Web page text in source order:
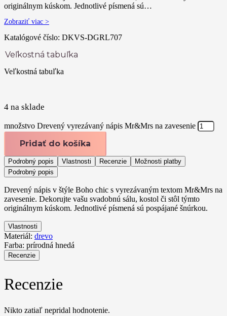
originálnym kúskom. Jednotlivé písmená sú…
Zobraziť viac >
Katalógové číslo: DKVS-DGRL707
Veľkostná tabuľka
Veľkostná tabuľka
4 na sklade
množstvo Drevený vyrezávaný nápis Mr&Mrs na zavesenie
Pridať do košíka
Podrobný popis Vlastnosti Recenzie
Možnosti platby
Podrobný popis
Drevený nápis v štýle Boho chic s vyrezávaným textom Mr&Mrs na
zavesenie. Dekorujte vašu svadobnú sálu, kostol či stôl týmto
originálnym kúskom. Jednotlivé písmená sú pospájané šnúrkou.
Vlastnosti
Materiál: drevo
Farba: prírodná hnedá
Recenzie
Recenzie
Nikto zatiaľ nepridal hodnotenie.